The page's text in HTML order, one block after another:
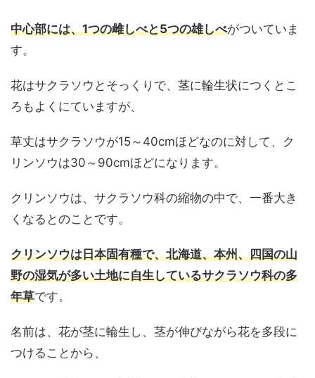
中心部には、1つの雌しべと5つの雄しべがついていま
す。
花はサクラソウとそっくりで、茎に輪生状につくとこ
ろもよくにていますが、
草丈はサクラソウが15～40cmほどなのに対して、ク
リンソウは30～90cmほどになります。
クリンソウは、サクラソウ科の縮物の中で、一番大き
くなるとのことです。
クリンソウは日本固有種で、北海道、本州、四国の山
野の湿気が多い土地に自生しているサクラソウ科の多
年草です。
名前は、花が茎に輪生し、茎が伸びながら花を多段に
つけることから、